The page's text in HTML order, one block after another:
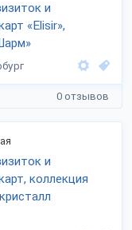
и
«Elisir»,
0 отзывов
и
коллекция